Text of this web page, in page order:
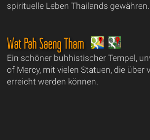
spirituelle Leben Thailands gewähren.
Wat Pah Saeng Tham
Ein schöner buhhistischer Tempel,
of Mercy, mit vielen Statuen, die über
erreicht werden können.